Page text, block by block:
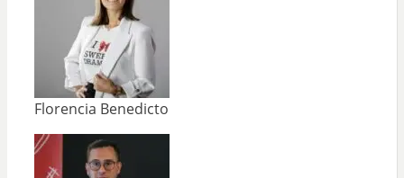
Florencia Benedicto